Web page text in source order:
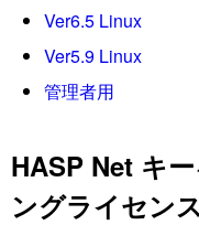
Ver6.5 Linux
Ver5.9 Linux
管理者用
HASP Net キ
ングライセンス